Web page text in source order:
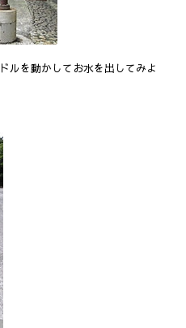
ルを動かしてお水を出してみよ